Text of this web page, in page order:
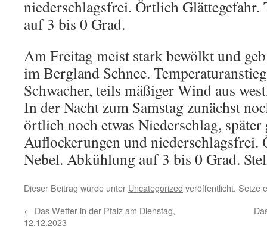
niederschlagsfrei. Örtlich Glättegefahr.
auf 3 bis 0 Grad.
Am Freitag meist stark bewölkt und
im Bergland Schnee.
Schwacher, teils mäßiger Wind aus
In der Nacht zum Samstag zunächst
örtlich noch etwas Niederschlag, später
Auflockerungen und
Nebel. Abkühlung auf 3 bis 0 Grad.
Dieser Beitrag wurde unter Uncategorized veröffentlicht. Setze
← Das Wetter in der Pfalz am Dienstag,
12.12.2023